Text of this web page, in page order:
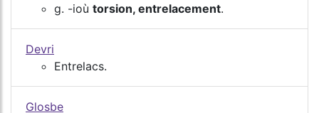
g. -ioù torsion, entrelacement.
Devri
Entrelacs.
Glosbe